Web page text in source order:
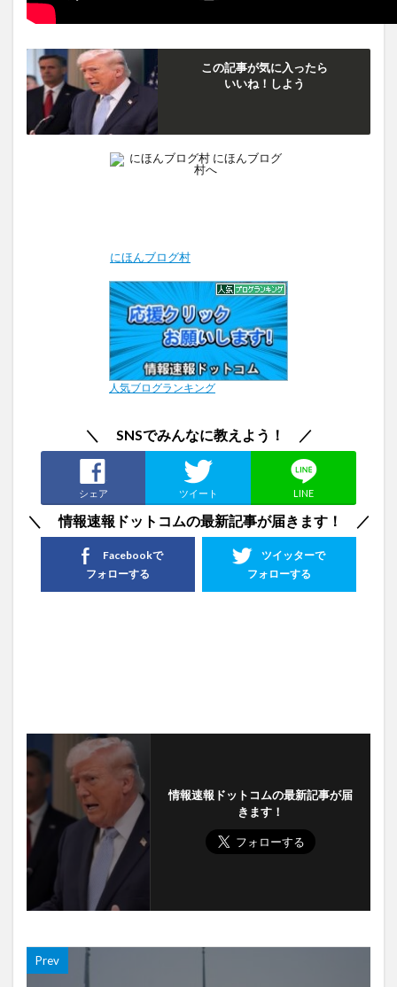
この記事が気に入ったら
いいね！しよう
にほんブログ村
人気ブログランキング
＼ SNSでみんなに教えよう！ ／
シェア ツイート LINE
＼ 情報速報ドットコムの最新記事が届きます！ ／
ツイッターで
フォローする
Facebookで
フォローする
情報速報ドットコムの最新記事が届
きます！
Prev